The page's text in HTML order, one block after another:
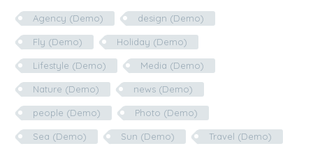
Agency (Demo) design (Demo)
Fly (Demo) Holiday (Demo)
Lifestyle (Demo) Media (Demo)
Nature (Demo) news (Demo)
people (Demo) Photo (Demo)
Sea (Demo) Sun (Demo) Travel (Demo)